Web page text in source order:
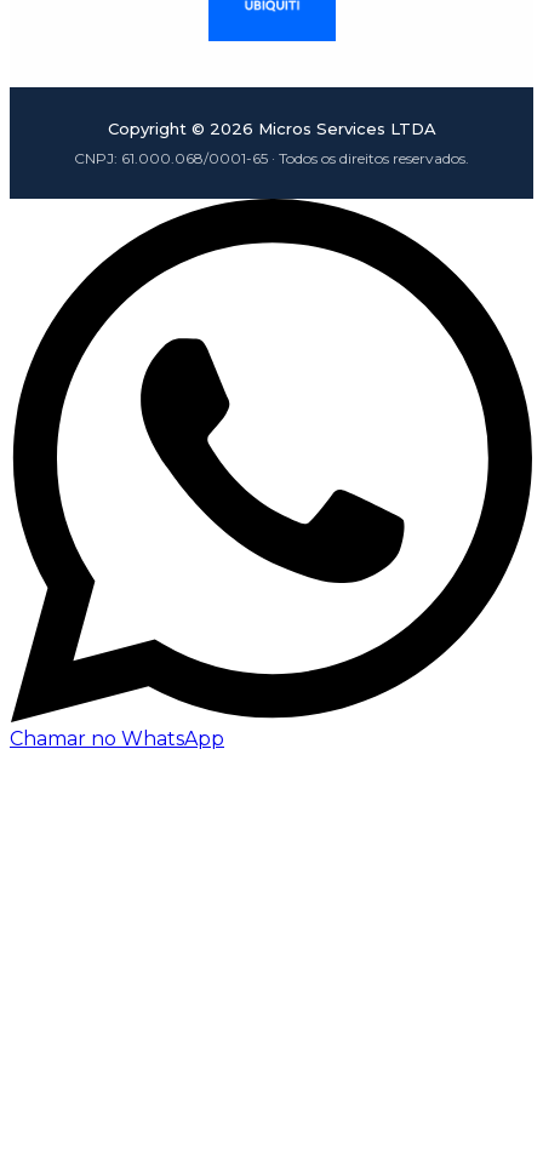
Copyright © 2026 Micros Services LTDA
CNPJ: 61.000.068/0001-65 · Todos os direitos reservados.
Chamar no WhatsApp